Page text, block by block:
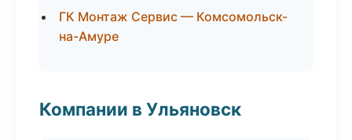
ГК Монтаж Сервис — Комсомольск-
на-Амуре
Компании в Ульяновск